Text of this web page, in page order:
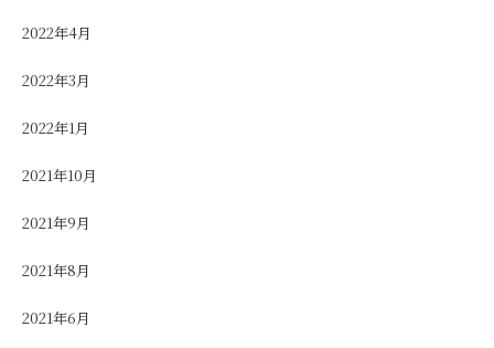
2022年4月
2022年3月
2022年1月
2021年10月
2021年9月
2021年8月
2021年6月